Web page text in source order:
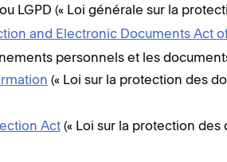
LGPD (« Loi générale sur la
and Electronic Documents Act
personnels et les
(« Loi sur la protection des
Act(« Loi sur la protection des